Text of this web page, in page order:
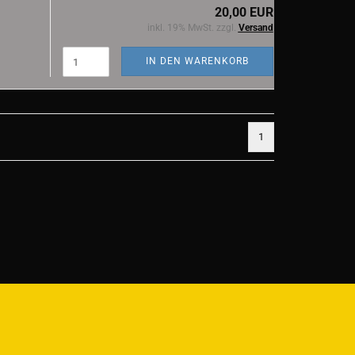
20,00 EUR
inkl. 19% MwSt. zzgl. Versand
IN DEN WARENKORB
1